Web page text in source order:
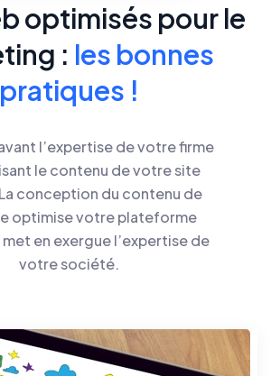
optimisés pour le
: les bonnes
pratiques !
l’expertise de votre firme
le contenu de votre site
conception du contenu de
optimise votre plateforme
en exergue l’expertise de
votre société.